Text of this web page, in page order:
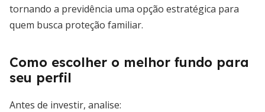
tornando a previdência uma opção estratégica para
quem busca proteção familiar.
Como escolher o melhor fundo para
seu perfil
Antes de investir, analise: